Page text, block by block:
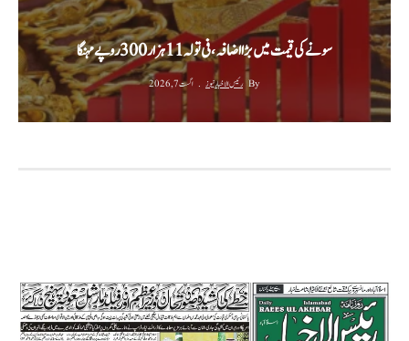
سونے کی قیمت میں بڑا اضافہ، فی تولہ 11 ہزار 300 روپے مہنگا
By رئیس الاخبار نیوز اگست 7, 2026